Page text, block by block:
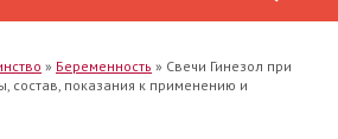
» Беременность » Свечи Гинезол при
состав, показания к применению и